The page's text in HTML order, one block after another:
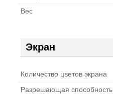
Вес
Экран
Количество цветов экрана
Разрешающая способность